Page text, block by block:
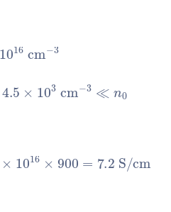
16 cm
16= 4.5×10 3cm
×10 16 ×900=7.2S/cm